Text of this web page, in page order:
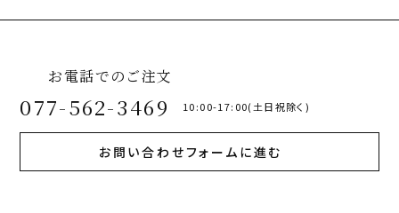
お電話でのご注文
077-562-3469 10:00-17:00(土日祝除く)
お問い合わせフォームに進む